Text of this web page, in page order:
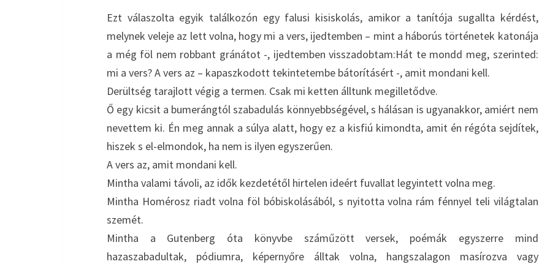
Ezt válaszolta egyik találkozón egy falusi kisiskolás, amikor a tanítója sugallta kérdést,
melynek veleje az lett volna, hogy mi a vers, ijedtemben – mint a háborús történetek katonája
a még föl nem robbant gránátot -, ijedtemben visszadobtam:Hát te mondd meg, szerinted:
mi a vers? A vers az – kapaszkodott tekintetembe bátorításért -, amit mondani kell.
Derültség tarajlott végig a termen. Csak mi ketten álltunk megilletődve.
Ő egy kicsit a bumerángtól szabadulás könnyebbségével, s hálásan is ugyanakkor, amiért nem
nevettem ki. Én meg annak a súlya alatt, hogy ez a kisfiú kimondta, amit én régóta sejdítek,
hiszek s el-elmondok, ha nem is ilyen egyszerűen.
A vers az, amit mondani kell.
Mintha valami távoli, az idők kezdetétől hirtelen ideért fuvallat legyintett volna meg.
Mintha Homérosz riadt volna föl bóbiskolásából, s nyitotta volna rám fénnyel teli világtalan
szemét.
Mintha a Gutenberg óta könyvbe száműzött versek, poémák egyszerre mind
hazaszabadultak, pódiumra, képernyőre álltak volna, hangszalagon masírozva vagy